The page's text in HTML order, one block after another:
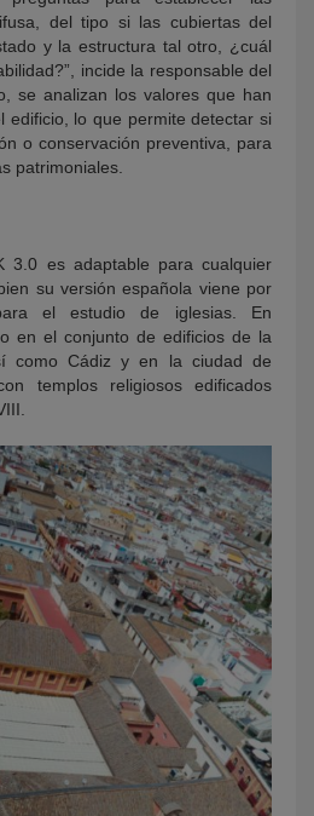
del tipo si las cubiertas del
y la estructura tal otro, ¿cuál
incide la responsable del
se analizan los valores que han
edificio, lo que permite detectar si
o conservación preventiva, para
patrimoniales.
3.0 es adaptable para cualquier
su versión española viene por
el estudio de iglesias. En
en el conjunto de edificios de la
como Cádiz y en la ciudad de
templos religiosos edificados